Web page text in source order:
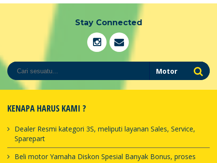
Stay Connected
KENAPA HARUS KAMI ?
Dealer Resmi kategori 3S, meliputi layanan Sales, Service,
Sparepart
Beli motor Yamaha Diskon Spesial Banyak Bonus, proses